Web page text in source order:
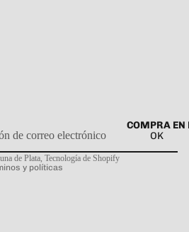
COMPRA EN
OK
de Plata Tecnología de Shopify
y políticas